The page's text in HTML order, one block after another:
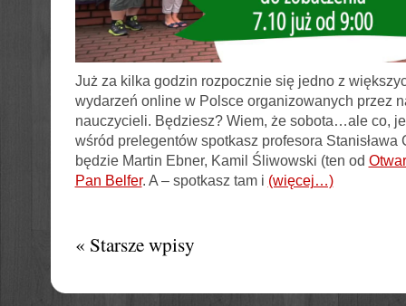
Już za kilka godzin rozpocznie się jedno z
wydarzeń online w Polsce organizowanych przez
nauczycieli. Będziesz? Wiem, że sobota…ale co,
wśród prelegentów spotkasz profesora Stanisława
będzie Martin Ebner, Kamil Śliwowski (ten od
Pan Belfer. A – spotkasz tam i (więcej…)
« Starsze wpisy